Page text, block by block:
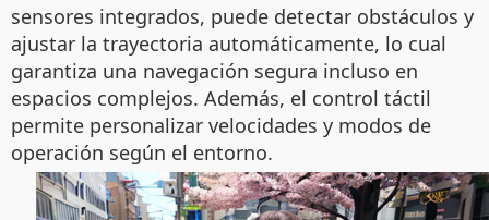
sensores integrados, puede detectar obstáculos y
ajustar la trayectoria automáticamente, lo cual
garantiza una navegación segura incluso en
espacios complejos. Además, el control táctil
permite personalizar velocidades y modos de
operación según el entorno.